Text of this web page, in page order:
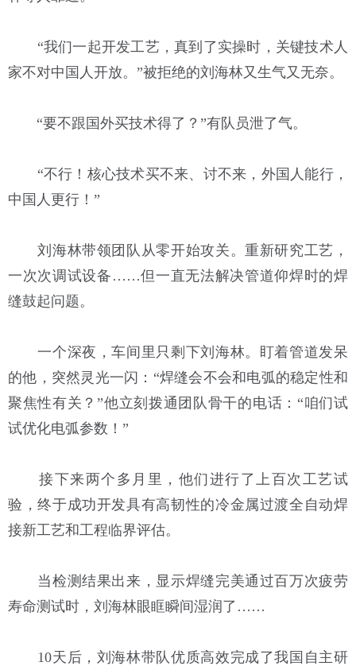
“我们一起开发工艺，真到了实操时，关键技术人
家不对中国人开放。”被拒绝的刘海林又生气又无奈。
“要不跟国外买技术得了？”有队员泄了气。
“不行！核心技术买不来、讨不来，外国人能行，
中国人更行！”
刘海林带领团队从零开始攻关。重新研究工艺，
一次次调试设备……但一直无法解决管道仰焊时的焊
缝鼓起问题。
一个深夜，车间里只剩下刘海林。盯着管道发呆
的他，突然灵光一闪：“焊缝会不会和电弧的稳定性和
聚焦性有关？”他立刻拨通团队骨干的电话：“咱们试
试优化电弧参数！”
接下来两个多月里，他们进行了上百次工艺试
验，终于成功开发具有高韧性的冷金属过渡全自动焊
接新工艺和工程临界评估。
当检测结果出来，显示焊缝完美通过百万次疲劳
寿命测试时，刘海林眼眶瞬间湿润了……
10天后，刘海林带队优质高效完成了我国自主研